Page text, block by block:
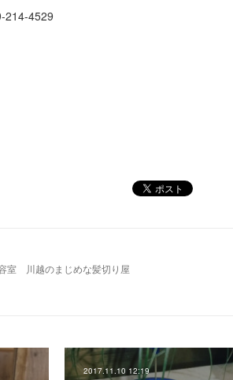
214-4529
室 川越のまじめな髪切り屋
2017.11.10 12:19